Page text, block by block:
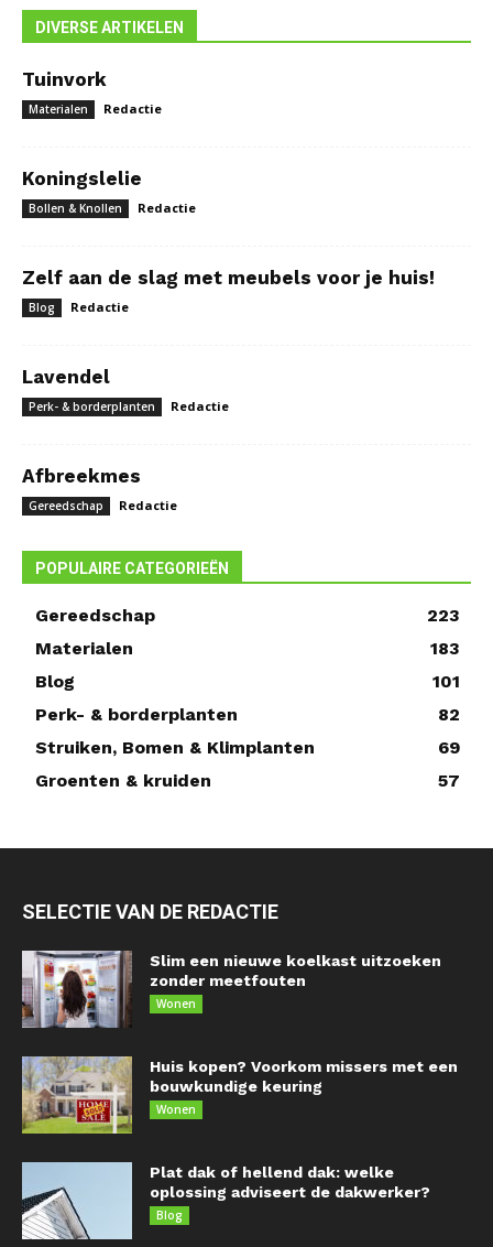
DIVERSE ARTIKELEN
Tuinvork
Materialen Redactie
Koningslelie
Bollen & Knollen Redactie
Zelf aan de slag met meubels voor je huis!
Blog Redactie
Lavendel
Perk- & borderplanten Redactie
Afbreekmes
Gereedschap Redactie
POPULAIRE CATEGORIEËN
Gereedschap
223
Materialen
183
Blog
101
Perk- & borderplanten
82
Struiken, Bomen & Klimplanten
69
Groenten & kruiden
57
SELECTIE VAN DE REDACTIE
Slim een nieuwe koelkast uitzoeken
zonder meetfouten
Wonen
Huis kopen? Voorkom missers met een
bouwkundige keuring
Wonen
Plat dak of hellend dak: welke
oplossing adviseert de dakwerker?
Blog